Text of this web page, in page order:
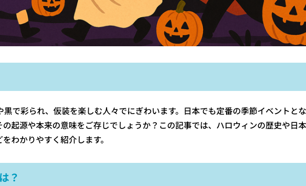
で彩られ、仮装を楽しむ人々でにぎわいます。日本でも定番の季節イベントと
起源や本来の意味をご存じでしょうか？この記事では、ハロウィンの歴史や日
わかりやすく紹介します。
？